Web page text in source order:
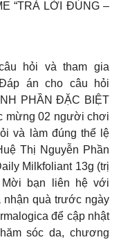
“TRẢ LỜI ĐÚNG –
hỏi và tham gia
Đáp án cho câu hỏi
PHẦN ĐẶC BIỆT
mừng 02 người chơi
và làm đúng thể lệ
Thị Nguyễn Phần
Milkfoliant 13g (trị
Mời bạn liên hệ với
nhận quà trước ngày
để cập nhật
sóc da, chương